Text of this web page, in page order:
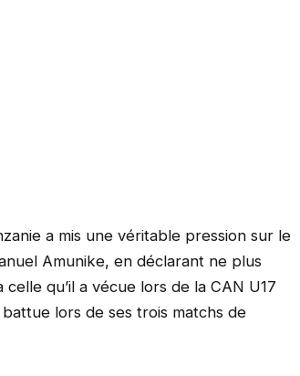
a mis une véritable pression sur le
Amunike, en déclarant ne plus
celle qu’il a vécue lors de la CAN U17
lors de ses trois matchs de